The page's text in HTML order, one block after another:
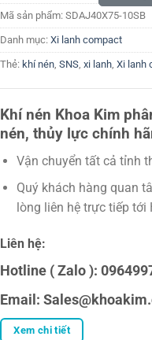
Mã sản phẩm: SDAJ40X75-10SB
Danh mục: Xi lanh compact
Thẻ: khí nén, SNS, xi lanh, Xi lanh
Khí nén Khoa Kim
nén, thủy lực chính
Vận chuyển tất cả tỉnh
Quý khách hàng quan
lòng liên hệ trực tiếp
Liên hệ:
Hotline ( Zalo ):
Email:
Xem chi tiết